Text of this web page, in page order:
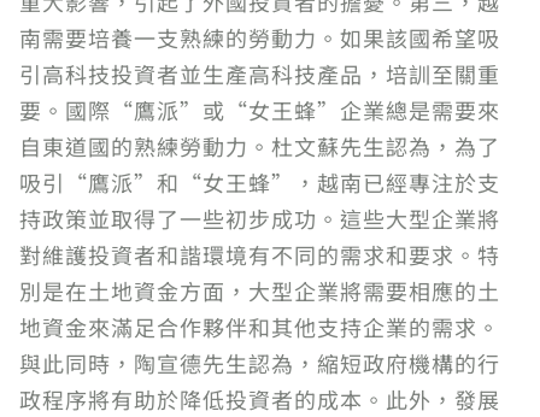
南需要培養一支熟練的勞動力。如果該國希望吸
引高科技投資者並生產高科技產品，培訓至關重
要。國際“鷹派”或“女王蜂”企業總是需要來
自東道國的熟練勞動力。杜文蘇先生認為，為了
吸引“鷹派”和“女王蜂”，越南已經專注於支
持政策並取得了一些初步成功。這些大型企業將
對維護投資者和諧環境有不同的需求和要求。特
別是在土地資金方面，大型企業將需要相應的土
地資金來滿足合作夥伴和其他支持企業的需求。
與此同時，陶宣德先生認為，縮短政府機構的行
政程序將有助於降低投資者的成本。此外，發展